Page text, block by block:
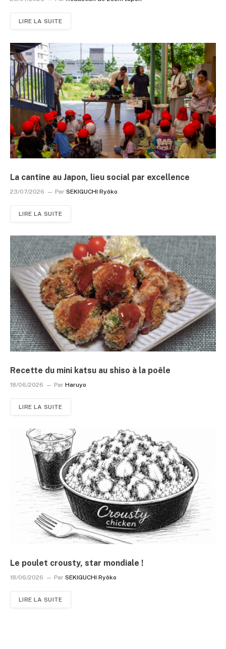
LIRE LA SUITE
La cantine au Japon, lieu social par excellence
23/07/2026 Par SEKIGUCHI Ryôko
LIRE LA SUITE
Recette du mini katsu au shiso à la poêle
18/06/2026 Par Haruyo
LIRE LA SUITE
Le poulet crousty, star mondiale !
18/06/2026 Par SEKIGUCHI Ryôko
LIRE LA SUITE